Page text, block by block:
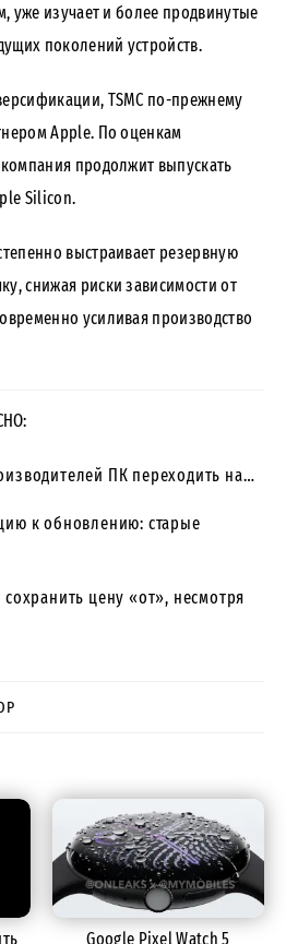
уже изучает и более продвинутые
поколений устройств.
TSMC по-прежнему
Apple. По оценкам
продолжит выпускать
Silicon.
выстраивает резервную
снижая риски зависимости от
усиливая производство
ПК переходить на…
к обновлению: старые
цену «от», несмотря
Google Pixel Watch 5